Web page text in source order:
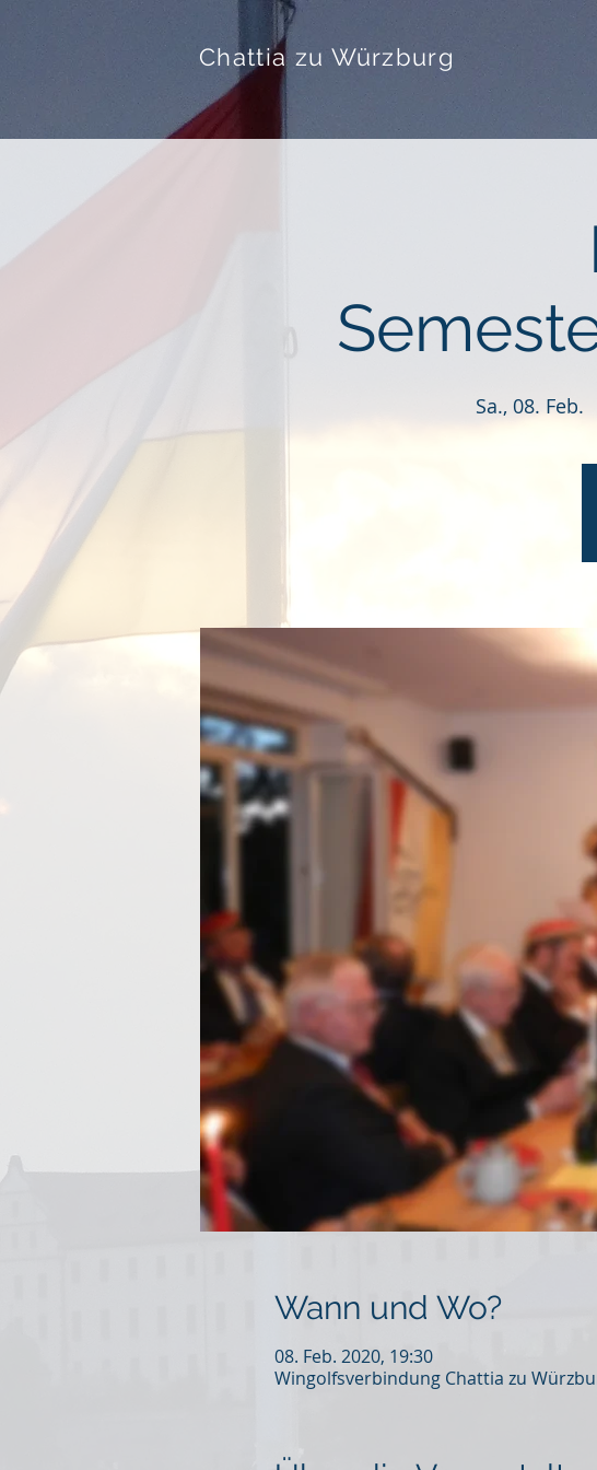
Chattia zu Würzburg
Sa., 08. Feb.
Wann und Wo?
08. Feb. 2020, 19:30
Wingolfsverbindung Chattia zu